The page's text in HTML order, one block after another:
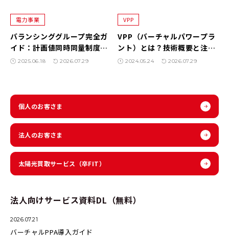
電力事業
バランシンググループ完全ガ
イド：計画値同時同量制度と
の関係とメリット・デメリッ
2025.06.18 2026.07.29
VPP
VPP（バーチャルパワープラ
ント）とは？技術概要と注目
の背景、各プレイヤーの役割
2024.05.24 2026.07.29
個人のお客さま
法人のお客さま
太陽光買取サービス （卒FIT）
法人向けサービス資料DL（無料）
2026.07.21
バーチャルPPA導入ガイド